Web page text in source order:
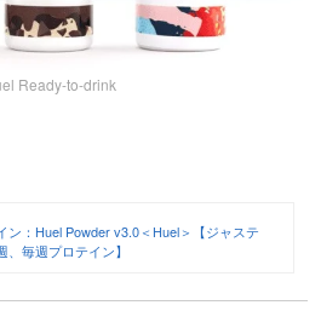
Ready-to-drink
ン：Huel Powder v3.0＜Huel＞【ジャステ
、毎週プロテイン】